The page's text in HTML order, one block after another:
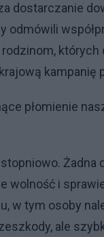
dostarczanie
odmówili
płomienie
Żadna
wolność i
w tym osoby
ale